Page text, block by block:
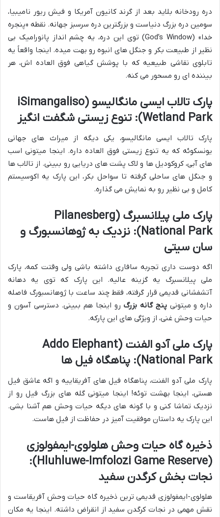
دره رودخانه بلاید بعد از گرند کانیون آمریکا و فیش ریور نامیبیا،
سومین دره بزرگ دنیاست و بزرگترین دره سرسبز جهانه. نقطه «پنجره
خدا» (God’s Window) توی این دره، یه چشم انداز پانورامیک بی
نظیر از طبیعت بکر و جنگل های انبوه رو بهت میده. اینجا واقعاً یه
تابلوی نقاشی طبیعیه که با پوشش گیاهی فوق العاده اش، هر
بیننده ای رو مسحور می کنه.
پارک تالاب ایسی مانگالیسو (iSimangaliso
Wetland Park): تنوع زیستی شگفت انگیز
پارک تالاب ایسی مانگالیسو، یکی دیگه از میراث های جهانی
یونسکوئه که یه تنوع زیستی فوق العاده داره. اینجا میتونی اسب
های آبی، کروکودیل ها و لاک پشت های دریایی رو ببینی. از تالاب ها
و جنگل های ساحلی گرفته تا سواحل بکر، این پارک یه اکوسیستم
کامل و بی نظیر رو به نمایش می گذاره.
پارک ملی پیلانسبرگ (Pilanesberg
National Park): نزدیک به ژوهانسبورگ و
سان سیتی
اگه دوست داری تجربه سافاری داشته باشی ولی وقتت کمه، پارک
ملی پیلانسبرگ یه گزینه عالیه. این پارک که توی یه دهانه
آتشفشانی قدیمی قرار گرفته، فقط چند ساعت با ژوهانسبورگ فاصله
داره و میتونیپنج گانه بزرگ رو اینجا هم ببینی. دسترسی آسون و
حیات وحش غنی، از ویژگی های این پارکه.
پارک ملی آدو الفنت (Addo Elephant
National Park): پناهگاه فیل ها
پارک ملی آدو الفنت، پناهگاه فیل های آفریقاییه و اگه عاشق فیل
هستی، اینجا بهشت توئه! اینجا میتونی گله های بزرگ فیل رو از
نزدیک تماشا کنی و با گونه های دیگه حیات وحش هم آشنا بشی.
این پارک یه داستان موفقیت آمیز در حفاظت از فیل هاست.
ذخیره گاه حیات وحش هلولوی-ایمفولوزی
(Hluhluwe-Imfolozi Game Reserve):
نجات بخش کرگدن سفید
هلولوی-ایمفولوزی قدیمی ترین ذخیره گاه حیات وحش آفریقاست و
نقش مهمی در نجات کرگدن سفید از انقراض داشته. اینجا یه مکان